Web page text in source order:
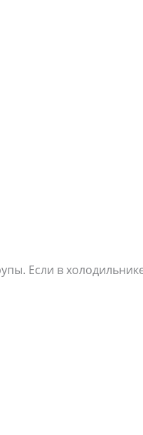
Если в